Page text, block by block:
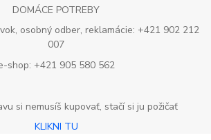
DOMÁCE POTREBY
osobný odber, reklamácie: +421 902 212
007
shop: +421 905 580 562
si nemusíš kupovať, stačí si ju požičať
KLIKNI TU